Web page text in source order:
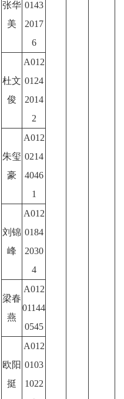
张华
美
0143
2017
6
杜文
俊
A012
0124
2014
2
朱玺
豪
A012
0214
4046
1
刘锦
峰
A012
0184
2030
4
梁春
燕
A012
01144
0545
欧阳
挺
A012
0103
1022